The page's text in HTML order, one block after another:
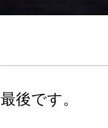
後です。